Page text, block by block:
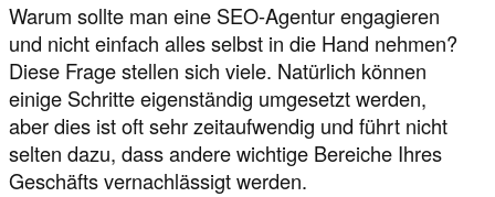
Warum sollte man eine SEO-Agentur engagieren
und nicht einfach alles selbst in die Hand nehmen?
Diese Frage stellen sich viele. Natürlich können
einige Schritte eigenständig umgesetzt werden,
aber dies ist oft sehr zeitaufwendig und führt nicht
selten dazu, dass andere wichtige Bereiche Ihres
Geschäfts vernachlässigt werden.